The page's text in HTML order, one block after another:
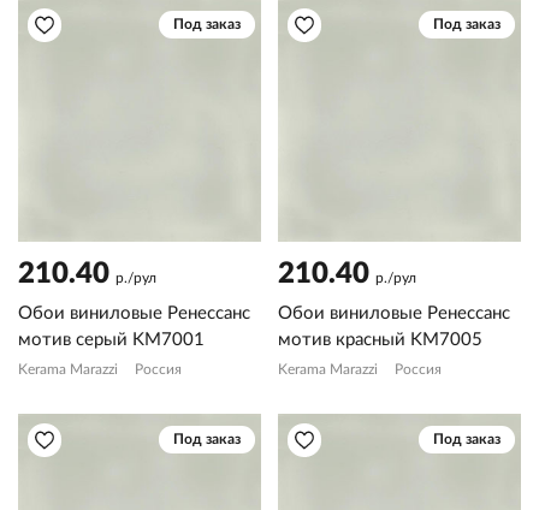
Под заказ
210.40 р./рул
Обои виниловые Ренессанс
мотив серый KM7001
Kerama Marazzi Россия
Под заказ
210.40 р./рул
Обои виниловые Ренессанс
мотив красный KM7005
Kerama Marazzi Россия
Под заказ Под заказ